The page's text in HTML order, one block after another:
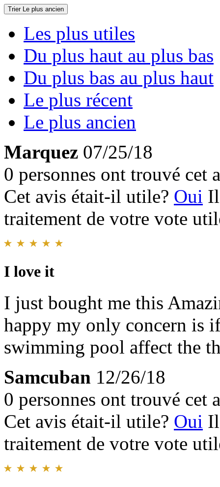
Trier Le plus ancien
Les plus utiles
Du plus haut au plus bas
Du plus bas au plus haut
Le plus récent
Le plus ancien
Marquez 07/25/18
0 personnes ont trouvé cet
Cet avis était-il utile? Oui
traitement de votre vote
I love it
I just bought me this
happy my only concern is
swimming pool affect the
Samcuban 12/26/18
0 personnes ont trouvé cet
Cet avis était-il utile? Oui
traitement de votre vote